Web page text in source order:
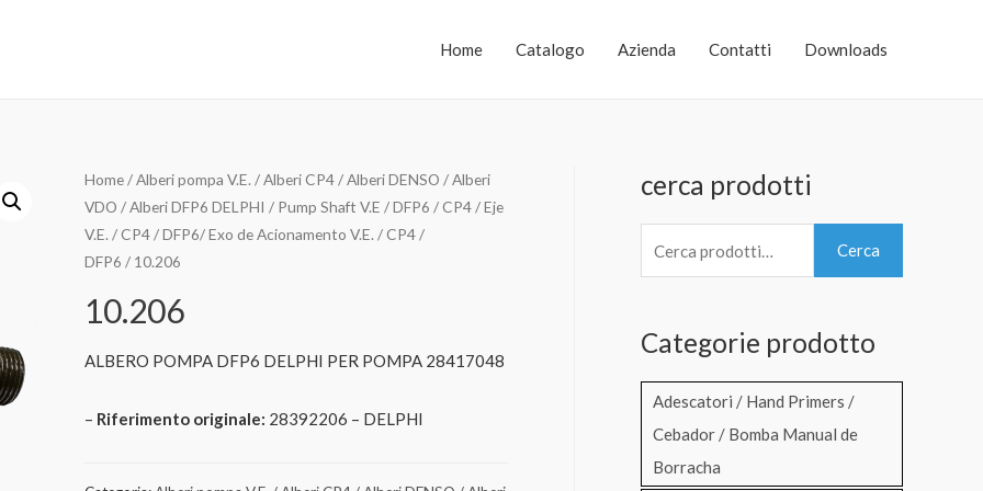
Home Catalogo Azienda Contatti Downloads
Home/Alberi pompa V.E. / Alberi CP4 / Alberi DENSO / Alberi
VDO / Alberi DFP6 DELPHI / Pump Shaft V.E / DFP6 / CP4 / Eje
V.E. / CP4 / DFP6/ Exo de Acionamento V.E. / CP4 /
DFP6 / 10.206
10.206
ALBERO POMPA DFP6 DELPHI PER POMPA 28417048
– Riferimento originale: 28392206 – DELPHI
cerca prodotti
e
c
Cerca
Categorie prodotto
Adescatori / Hand Primers /
Cebador / Bomba Manual de
Borracha